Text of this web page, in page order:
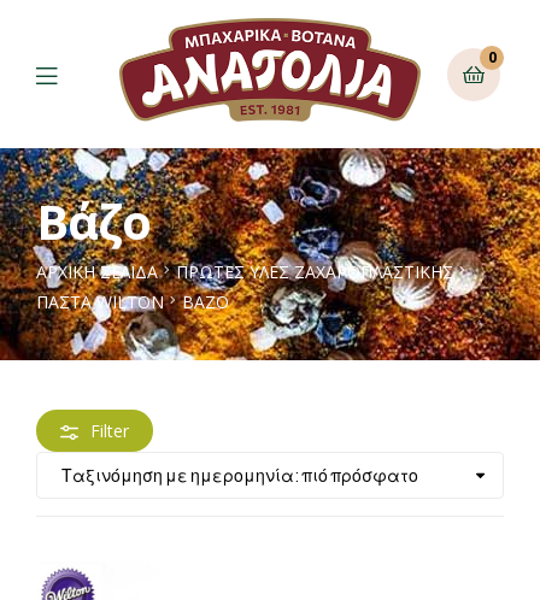
0
Βάζο
ΑΡΧΙΚΉ ΣΕΛΊΔΑ
ΠΡΩΤΕΣ ΥΛΕΣ ΖΑΧΑΡΟΠΛΑΣΤΙΚΗΣ
ΠΆΣΤΑ WILTON
ΒΆΖΟ
Filter